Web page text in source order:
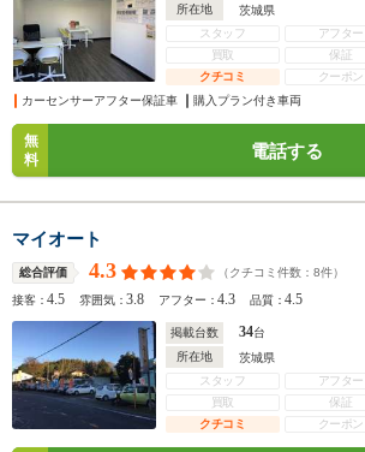
所在地
茨城県
スタッフ
アフター
買取
保証
クチコミ
クーポン
カーセンサーアフター保証車
購入プラン付き車両
無
料
電話する
マイオート
総合評価 4.3 （クチコミ件数： 8件）
接客：4.5 雰囲気：3.8 アフター：4.3 品質：4.5
掲載台数 34台
所在地
茨城県
スタッフ
アフター
買取
保証
クチコミ
クーポン